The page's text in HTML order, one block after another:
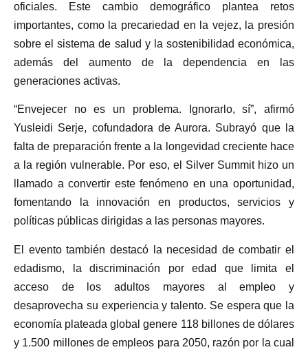
oficiales. Este cambio demográfico plantea retos
importantes, como la precariedad en la vejez, la presión
sobre el sistema de salud y la sostenibilidad económica,
además del aumento de la dependencia en las
generaciones activas.
“Envejecer no es un problema. Ignorarlo, sí”, afirmó
Yusleidi Serje, cofundadora de Aurora. Subrayó que la
falta de preparación frente a la longevidad creciente hace
a la región vulnerable. Por eso, el Silver Summit hizo un
llamado a convertir este fenómeno en una oportunidad,
fomentando la innovación en productos, servicios y
políticas públicas dirigidas a las personas mayores.
El evento también destacó la necesidad de combatir el
edadismo, la discriminación por edad que limita el
acceso de los adultos mayores al empleo y
desaprovecha su experiencia y talento. Se espera que la
economía plateada global genere 118 billones de dólares
y 1.500 millones de empleos para 2050, razón por la cual